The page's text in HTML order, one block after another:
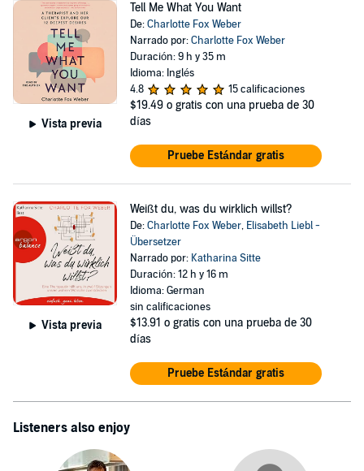
Vista previa
Tell Me What You Want
De:Charlotte Fox Weber
Narrado por:Charlotte Fox Weber
Duración: 9 h y 35 m
Idioma: Inglés
4.8
15 calificaciones
$19.49 o gratis con una prueba de 30
días
Pruebe Estándar gratis
Vista previa
Weißt du, was du wirklich willst?
De:Charlotte Fox Weber, Elisabeth Liebl -
Übersetzer
Narrado por: Katharina Sitte
Duración: 12 h y 16 m
Idioma: German
sin calificaciones
$13.91 o gratis con una prueba de 30
días
Pruebe Estándar gratis
Listeners also enjoy